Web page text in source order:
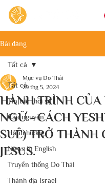
Bài đăng
Tất cả
Tin tức thời sự
Cầu nguyện
Hành hương
News in English
Truyền thống Do Thái
Thánh địa Israel
Tất cả
HÀNH TRÌNH CỦA
NGỮ - CÁCH
SUÊ) TRỞ THÀNH
JESUS.
Mục vụ Do Thái
29 thg 5, 2024